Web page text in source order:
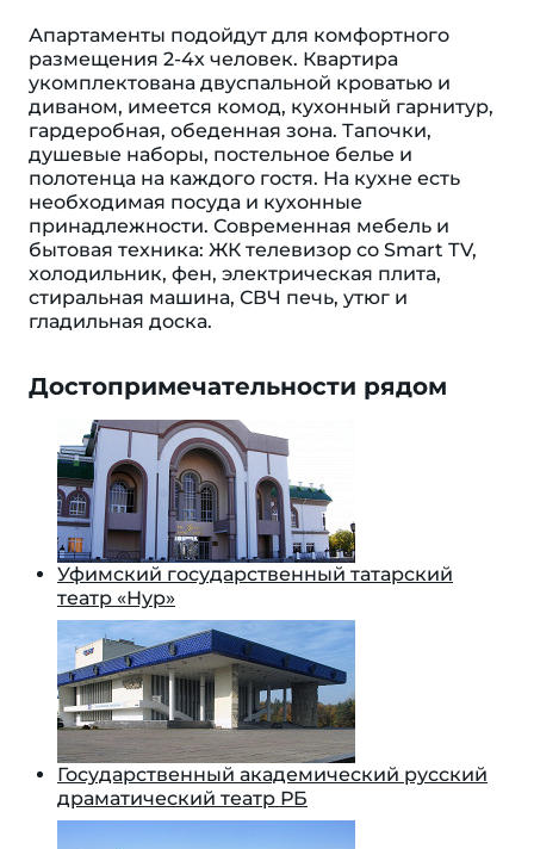
Апартаменты подойдут для комфортного
размещения 2-4х человек. Квартира
укомплектована двуспальной кроватью и
диваном, имеется комод, кухонный гарнитур,
гардеробная, обеденная зона. Тапочки,
душевые наборы, постельное белье и
полотенца на каждого гостя. На кухне есть
необходимая посуда и кухонные
принадлежности. Современная мебель и
бытовая техника: ЖК телевизор со Smаrt ТV,
холодильник, фен, электрическая плита,
стиральная машина, СВЧ печь, утюг и
гладильная доска.
Достопримечательности рядом
Уфимский государственный татарский
театр «Нур»
Государственный академический русский
драматический театр РБ